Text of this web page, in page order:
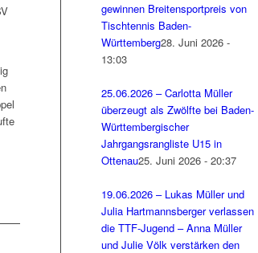
gewinnen Breitensportpreis von
Tischtennis Baden-
Württemberg28. Juni 2026 -
13:03
25.06.2026 – Carlotta Müller
überzeugt als Zwölfte bei Baden-
Württembergischer
Jahrgangsrangliste U15 in
Ottenau25. Juni 2026 - 20:37
19.06.2026 – Lukas Müller und
Julia Hartmannsberger verlassen
die TTF-Jugend – Anna Müller
und Julie Völk verstärken den